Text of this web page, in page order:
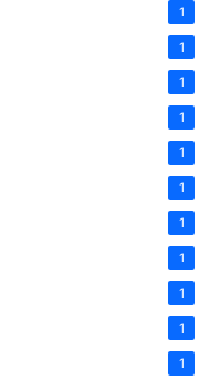
1
1
1
1
1
1
1
1
1
1
1